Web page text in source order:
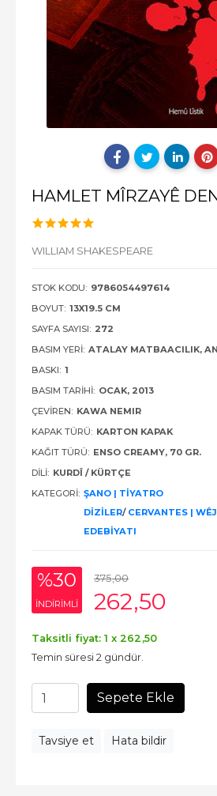
HAMLET MÎRZAYÊ
WILLIAM SHAKESPEARE
STOK KODU: 9786054497614
BOYUT: 13X19.5 CM
SAYFA SAYISI: 272
BASIM YERI: ATALAY MATBAACILIK,
BASKI: 1
BASIM TARIHI: OCAK, 2013
ÇEVIREN: KAWA NEMIR
KAPAK TÜRÜ: KARTON KAPAK
KAĞIT TÜRÜ: ENSO CREAMY, 70 GR.
DILI: KURDÎ / KÜRTÇE
KATEGORI: ŞANO | TİYATRO
DİZİLER/ CERVANTES |
EDEBİYATI
%30
INDIRIMLI
375,00
262,50
Taksitli fiyat: 1 x 262 ,50
Temin süresi 2 gündür.
Sepete Ekle
Tavsiye et Hata bildir